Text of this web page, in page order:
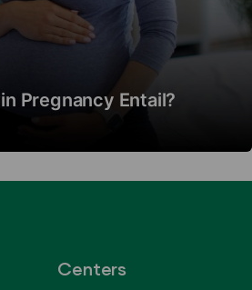
Pregnancy Entail?
Centers